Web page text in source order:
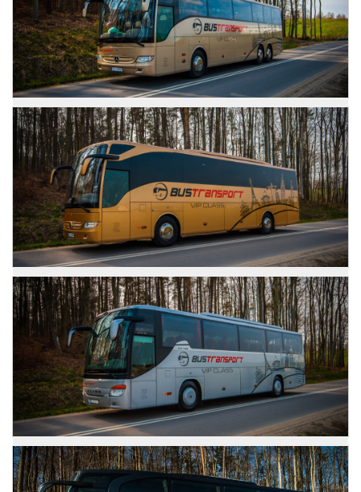
Mercedes Tourismo
Zdjęcia
Mercedes Tourismo
Zdjęcia
Setra 415 GT-HD
Zdjęcia